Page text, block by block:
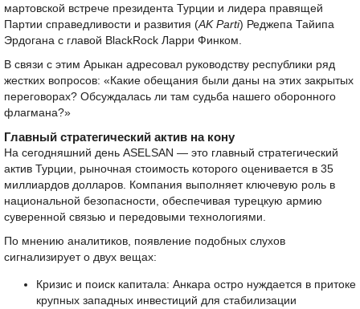
мартовской встрече президента Турции и лидера правящей
Партии справедливости и развития (AK Parti) Реджепа Тайипа
Эрдогана с главой BlackRock Ларри Финком.
В связи с этим Арыкан адресовал руководству республики ряд
жестких вопросов: «Какие обещания были даны на этих закрытых
переговорах? Обсуждалась ли там судьба нашего оборонного
флагмана?»
Главный стратегический актив на кону
На сегодняшний день ASELSAN — это главный стратегический
актив Турции, рыночная стоимость которого оценивается в 35
миллиардов долларов. Компания выполняет ключевую роль в
национальной безопасности, обеспечивая турецкую армию
суверенной связью и передовыми технологиями.
По мнению аналитиков, появление подобных слухов
сигнализирует о двух вещах:
Кризис и поиск капитала: Анкара остро нуждается в притоке
крупных западных инвестиций для стабилизации